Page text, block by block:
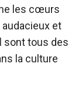
les cœurs
et
sont tous des
la culture